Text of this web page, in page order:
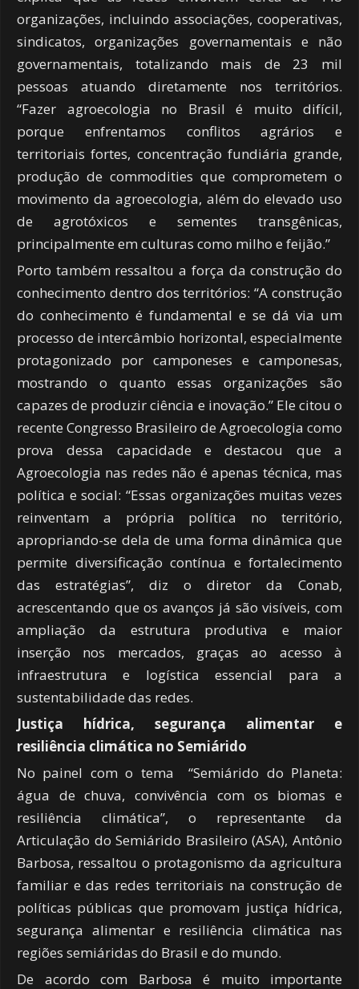
organizações, incluindo associações, cooperativas,
sindicatos, organizações governamentais e não
governamentais, totalizando mais de 23 mil
pessoas atuando diretamente nos territórios.
“Fazer agroecologia no Brasil é muito difícil,
porque enfrentamos conflitos agrários e
territoriais fortes, concentração fundiária grande,
produção de commodities que comprometem o
movimento da agroecologia, além do elevado uso
de agrotóxicos e sementes transgênicas,
principalmente em culturas como milho e feijão.”
Porto também ressaltou a força da construção do
conhecimento dentro dos territórios: “A construção
do conhecimento é fundamental e se dá via um
processo de intercâmbio horizontal, especialmente
protagonizado por camponeses e camponesas,
mostrando o quanto essas organizações são
capazes de produzir ciência e inovação.” Ele citou o
recente Congresso Brasileiro de Agroecologia como
prova dessa capacidade e destacou que a
Agroecologia nas redes não é apenas técnica, mas
política e social: “Essas organizações muitas vezes
reinventam a própria política no território,
apropriando-se dela de uma forma dinâmica que
permite diversificação contínua e fortalecimento
das estratégias”, diz o diretor da Conab,
acrescentando que os avanços já são visíveis, com
ampliação da estrutura produtiva e maior
inserção nos mercados, graças ao acesso à
infraestrutura e logística essencial para a
sustentabilidade das redes.
Justiça hídrica, segurança alimentar e
resiliência climática no Semiárido
No painel com o tema “Semiárido do Planeta:
água de chuva, convivência com os biomas e
resiliência climática”, o representante da
Articulação do Semiárido Brasileiro (ASA), Antônio
Barbosa, ressaltou o protagonismo da agricultura
familiar e das redes territoriais na construção de
políticas públicas que promovam justiça hídrica,
segurança alimentar e resiliência climática nas
regiões semiáridas do Brasil e do mundo.
De acordo com Barbosa é muito importante